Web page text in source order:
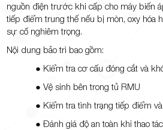
nguồn điện trước khi cấp cho máy biến
tiếp điểm trung thế nếu bị mòn, oxy hóa
sự cố nghiêm trọng.
Nội dung bảo trì bao gồm:
● Kiểm tra cơ cấu đóng cắt và
● Vệ sinh bên trong tủ RMU
● Kiểm tra tình trạng tiếp điểm
● Đánh giá độ an toàn khi thao